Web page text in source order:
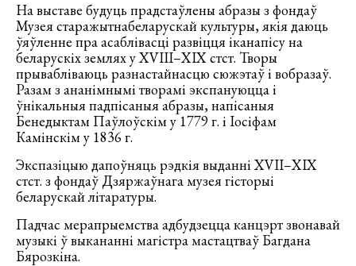
На выставе будуць прадстаўлены абразы з фондаў
Музея старажытнабеларускай культуры, якія даюць
ўяўленне пра асаблівасці развіцця іканапісу на
беларускіх землях у XVIІІ–ХІХ стст. Творы
прывабліваюць разнастайнасцю сюжэтаў і вобразаў.
Разам з ананімнымі творамі экспануюцца і
ўнікальныя падпісаныя абразы, напісаныя
Бенедыктам Паўлоўскім у 1779 г. і Іосіфам
Камінскім у 1836 г.
Экспазіцыю дапоўняць рэдкія выданні ХVІІ–ХІХ
стст. з фондаў Дзяржаўнага музея гісторыі
беларускай літаратуры.
Падчас мерапрыемства адбудзецца канцэрт звонавай
музыкі ў выкананні магістра мастацтваў Багдана
Бярозкіна.